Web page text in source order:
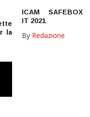
la
ICAM SAFEBOX
IT 2021
By Redazione